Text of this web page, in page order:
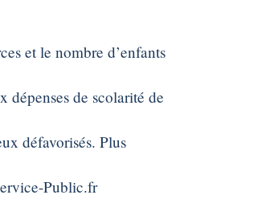
et le nombre d’enfants
de scolarité de
défavorisés. Plus
Public.fr